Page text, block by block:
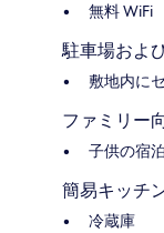
無料 WiFi
駐車場およ
敷地内に
ファミリー
子供の宿
簡易キッチ
冷蔵庫